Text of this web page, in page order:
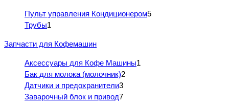
Пульт управления Кондиционером5
Трубы1
Запчасти для Кофемашин
Аксессуары для Кофе Машины1
Бак для молока (молочник)2
Датчики и предохранители3
Заварочный блок и привод7